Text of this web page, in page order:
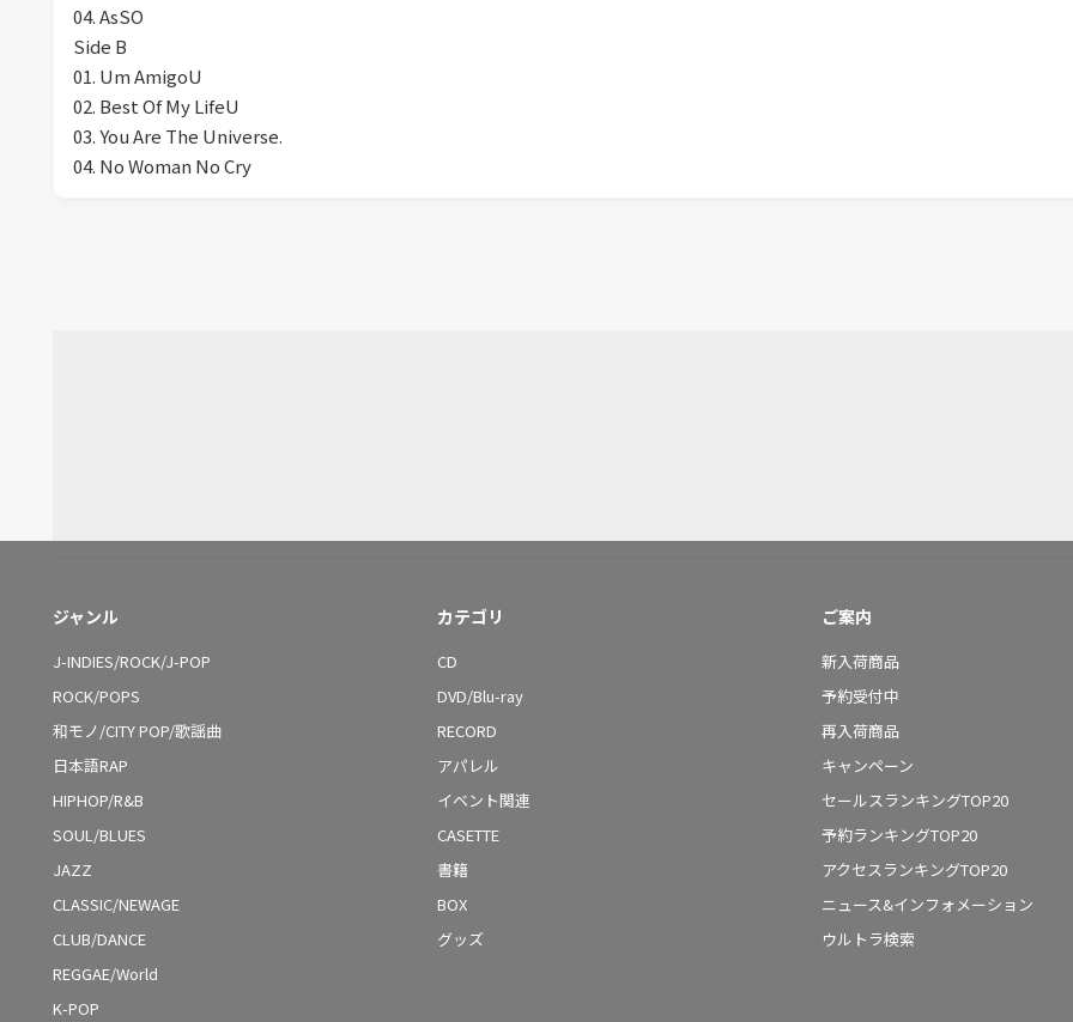
04. AsSO
Side B
01. Um AmigoU
02. Best Of My LifeU
03. You Are The Universe.
04. No Woman No Cry
ジャンル
J-INDIES/ROCK/J-POP
ROCK/POPS
和モノ/CITY POP/歌謡曲
日本語RAP
HIPHOP/R&B
SOUL/BLUES
JAZZ
CLASSIC/NEWAGE
CLUB/DANCE
REGGAE/World
K-POP
カテゴリ
CD
DVD/Blu-ray
RECORD
アパレル
イベント関連
CASETTE
書籍
BOX
グッズ
ご案内
新入荷商品
予約受付中
再入荷商品
キャンペーン
セールスランキングTOP20
予約ランキングTOP20
アクセスランキングTOP20
ニュース&インフォメーション
ウルトラ検索